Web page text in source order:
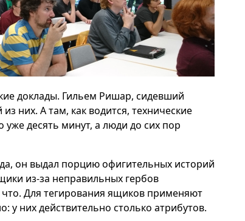
доклады. Гильем Ришар, сидевший
них. А там, как водится, технические
десять минут, а люди до сих пор
он выдал порцию офигительных историй
из-за неправильных гербов
Для тегирования ящиков применяют
у них действительно столько атрибутов.